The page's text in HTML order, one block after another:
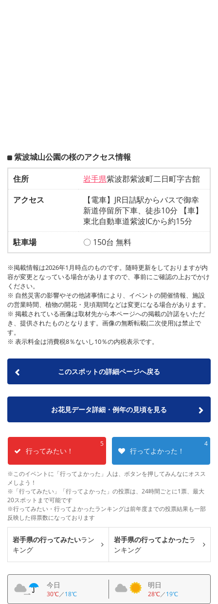
紫波城山公園の桜のアクセス情報
住所 岩手県紫波郡紫波町二日町字古館
アクセス
【電車】JR日詰駅からバスで御幸
新道停留所下車、徒歩10分 【車】
東北自動車道紫波ICから約15分
駐車場
〇 150台 無料
※掲載情報は2026年1月時点のものです。随時更新をしておりますが内
容が変更となっている場合がありますので、事前にご確認の上おでかけ
ください。
※ 自然災害の影響やその他諸事情により、イベントの開催情報、施設
の営業時間、植物の開花・見頃期間などは変更になる場合があります。
※ 掲載されている画像は取材先から本ページへの掲載の許諾をいただ
き、提供されたものとなります。画像の無断転載(二次使用)は禁止で
す。
※ 表示料金は消費税8％ないし10％の内税表示です。
このスポットの詳細ページへ戻る
お花見データ詳細・例年の見頃を見る
5
行ってみたい！
4
行ってよかった！
※このイベントに「行ってよかった」人は、ボタンを押してみんなにオスス
メしよう！
※「行ってみたい」「行ってよかった」の投票は、24時間ごとに1票、最大
20スポットまで可能です
※行ってみたい・行ってよかったランキングは前年度までの投票結果も一部
反映した得票数になっております
岩手県の行ってみたいラン
キング
岩手県の行ってよかったラ
ンキング
今日
30℃／18℃
明日
28℃／19℃